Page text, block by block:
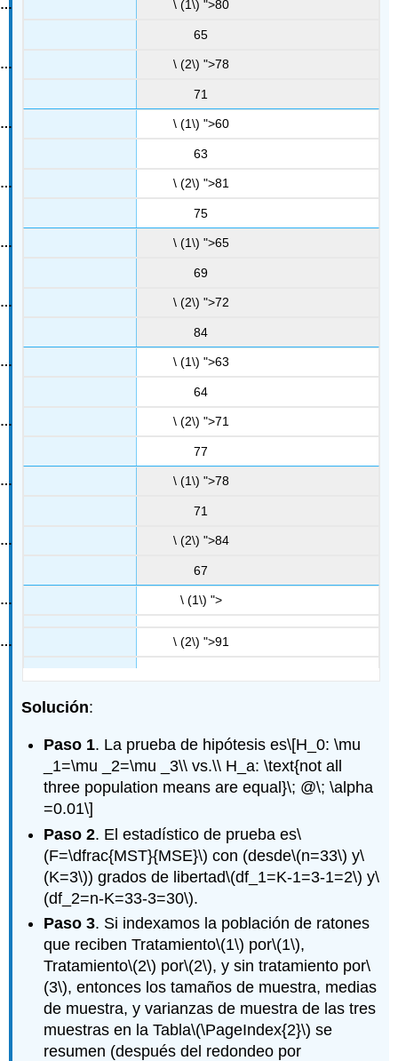
\ (1\) ">80
65
\ (2\) ">78
71
\ (1\) ">60
63
\ (2\) ">81
75
\ (1\) ">65
69
\ (2\) ">72
84
\ (1\) ">63
64
\ (2\) ">71
77
\ (1\) ">78
71
\ (2\) ">84
67
\ (1\) ">
\ (2\) ">91
Solución:
Paso 1. La prueba de hipótesis es\[H_0: \mu
_1=\mu _2=\mu _3\\ vs.\\ H_a: \text{not all
three population means are equal}\; @\; \alpha
=0.01\]
Paso 2. El estadístico de prueba es\
(F=\dfrac{MST}{MSE}\) con (desde\(n=33\) y\
(K=3\)) grados de libertad\(df_1=K-1=3-1=2\) y\
(df_2=n-K=33-3=30\).
Paso 3. Si indexamos la población de ratones
que reciben Tratamiento\(1\) por\(1\),
Tratamiento\(2\) por\(2\), y sin tratamiento por\
(3\), entonces los tamaños de muestra, medias
de muestra, y varianzas de muestra de las tres
muestras en la Tabla\(\PageIndex{2}\) se
resumen (después del redondeo por